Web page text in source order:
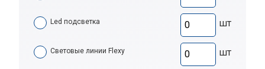
Led подсветка шт
Световые линии Flexy шт